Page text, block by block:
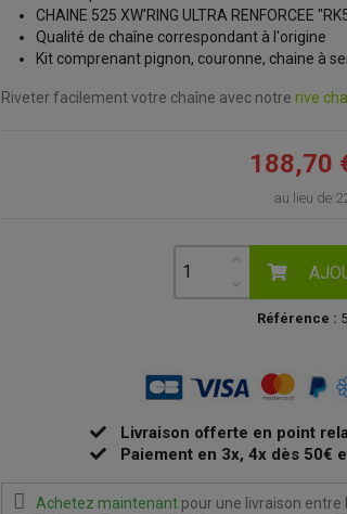
CHAINE 525 XW'RING ULTRA RENFORCEE
Qualité de chaîne correspondant à l'origine
Kit comprenant pignon, couronne, chaine à
Riveter facilement votre chaîne avec notre rive
188,70
au lieu de
Référence :
Livraison offerte en point
Paiement en 3x, 4x dès 50€
Achetez maintenant pour une livraison entre